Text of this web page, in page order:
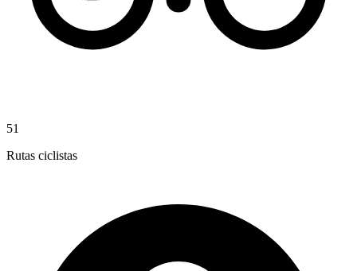
51
Rutas ciclistas